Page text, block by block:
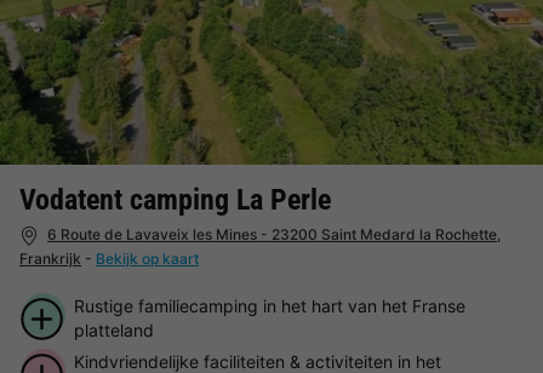
Vodatent camping La Perle
6 Route de Lavaveix les Mines - 23200 Saint Medard la Rochette,
Frankrijk - Bekijk op kaart
Rustige familiecamping in het hart van het Franse
platteland
Kindvriendelijke faciliteiten & activiteiten in het